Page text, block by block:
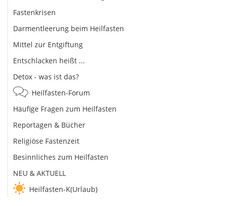
Fastenkrisen
Darmentleerung beim Heilfasten
Mittel zur Entgiftung
Entschlacken heißt ...
Detox - was ist das?
Heilfasten-Forum
Häufige Fragen zum Heilfasten
Reportagen & Bücher
Religiöse Fastenzeit
Besinnliches zum Heilfasten
NEU & AKTUELL
Heilfasten-K(Urlaub)